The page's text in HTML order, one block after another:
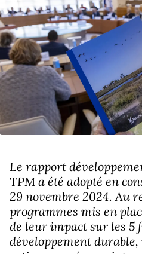
Le rapport
TPM a été adopté en
29 novembre 2024. Au
programmes mis en
de leur impact sur les 5
développement